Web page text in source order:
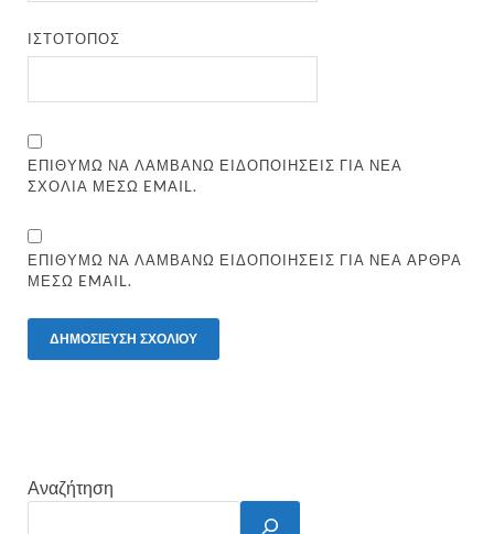
ΙΣΤΌΤΟΠΟΣ
ΕΠΙΘΥΜΏ ΝΑ ΛΑΜΒΆΝΩ ΕΙΔΟΠΟΙΉΣΕΙΣ ΓΙΑ ΝΈΑ
ΣΧΌΛΙΑ ΜΈΣΩ EMAIL.
ΕΠΙΘΥΜΏ ΝΑ ΛΑΜΒΆΝΩ ΕΙΔΟΠΟΙΉΣΕΙΣ ΓΙΑ ΝΈΑ ΆΡΘΡΑ
ΜΈΣΩ EMAIL.
Αναζήτηση